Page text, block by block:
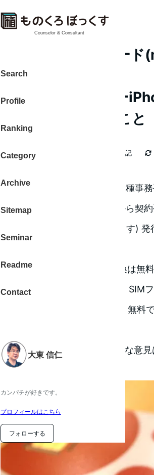
Counselor & Consultant
Search
Profile
Ranking
Category
Archive
Sitemap
Seminar
Readme
Contact
大東 信仁
カンパチが好きです。
プロフィールはこちら
フォローする
ドコモminiUIMカー
に！ 12月1日から
これからSIMフリー
なたが知っておくこと
著
大東 信仁（ものくろ） 2026年日記
2012年11月8日、ドコモが「各種事
表しました。2012年12月1日から契
カード(以下、microSIMとします)
「えっ！?」microSIMへの交換は無
XiのSIMをmicroSIMへ交換し、SIM
コモショップで交換したとき、無料
お断り”ブログでのネガティブな意
は感じるところがありました。